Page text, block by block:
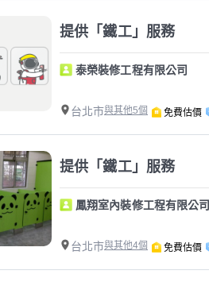
提供「鐵工」服務
泰榮裝修工程有限公司
台北市與其他5個 免費估價
提供「鐵工」服務
鳳翔室內裝修工程有限公司
台北市與其他4個 免費估價